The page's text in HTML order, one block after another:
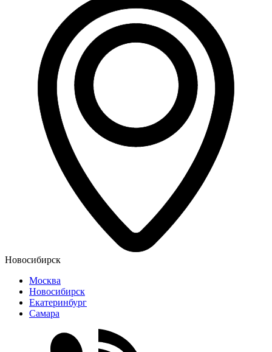
Новосибирск
Москва
Новосибирск
Екатеринбург
Самара